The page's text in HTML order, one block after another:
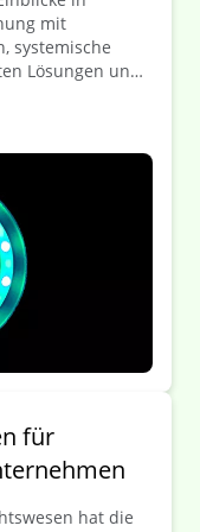
mit
systemische
Lösungen und
von
die Limited
für
hat die